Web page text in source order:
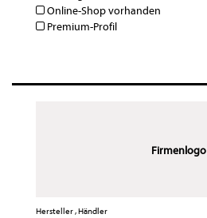
Online-Shop vorhanden
Premium-Profil
Firmenlogo
Hersteller , Händler